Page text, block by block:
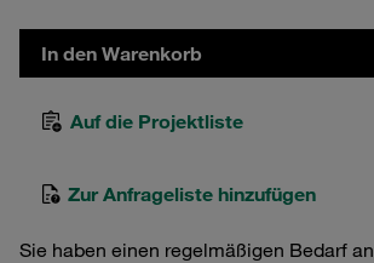
In den Warenkorb
Auf die Projektliste
Zur Anfrageliste hinzufügen
Sie haben einen regelmäßigen Bedarf an